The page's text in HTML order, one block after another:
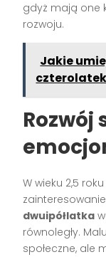
gdyż mają one
rozwoju.
Jakie
Rozwój
W wieku 2,5
dwuipółlatka
równoległy.
społeczne, ale